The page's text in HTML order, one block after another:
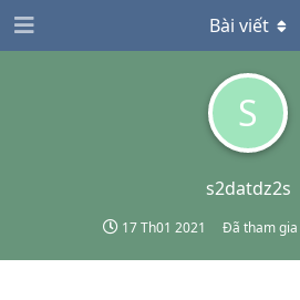
S
s2datdz2s
17 Th01 2021 Đã tham gia
Bài viết